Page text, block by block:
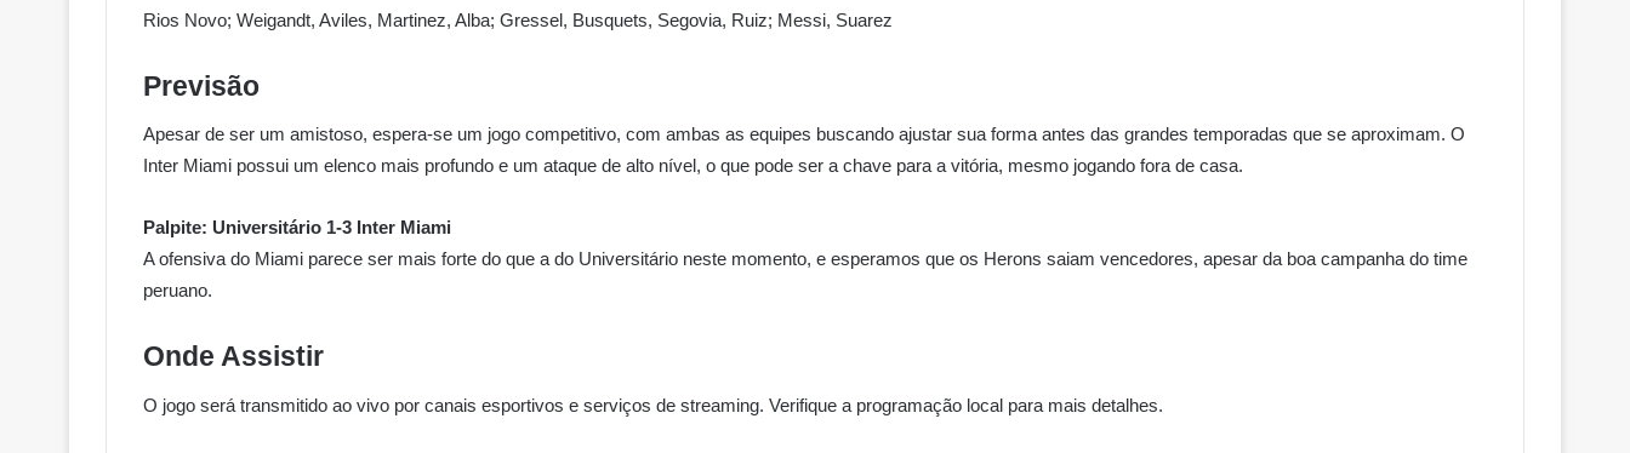
Rios Novo; Weigandt, Aviles, Martinez, Alba; Gressel, Busquets, Segovia, Ruiz; Messi, Suarez
Previsão
Apesar de ser um amistoso, espera-se um jogo competitivo, com ambas as equipes buscando ajustar sua forma antes das grandes temporadas que se aproximam. O
Inter Miami possui um elenco mais profundo e um ataque de alto nível, o que pode ser a chave para a vitória, mesmo jogando fora de casa.
Palpite: Universitário 1-3 Inter Miami
A ofensiva do Miami parece ser mais forte do que a do Universitário neste momento, e esperamos que os Herons saiam vencedores, apesar da boa campanha do time
peruano.
Onde Assistir
O jogo será transmitido ao vivo por canais esportivos e serviços de streaming. Verifique a programação local para mais detalhes.